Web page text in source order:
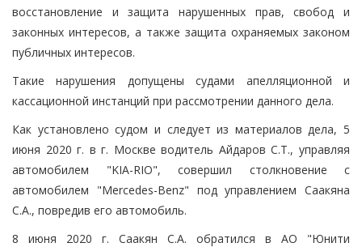
восстановление и защита нарушенных прав, свобод и
законных интересов, а также защита охраняемых законом
публичных интересов.
Такие нарушения допущены судами апелляционной и
кассационной инстанций при рассмотрении данного дела.
Как установлено судом и следует из материалов дела, 5
июня 2020 г. в г. Москве водитель Айдаров С.Т., управляя
автомобилем "KIA-RIO", совершил столкновение с
автомобилем "Mercedes-Benz" под управлением Саакяна
С.А., повредив его автомобиль.
8 июня 2020 г. Саакян С.А. обратился в АО "Юнити